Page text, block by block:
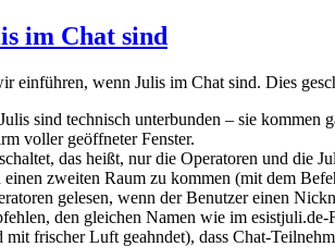
im Chat sind
einführen, wenn Julis im Chat sind. Dies
sind technisch unterbunden – sie
voller geöffneter Fenster.
das heißt, nur die Operatoren und die
einen zweiten Raum zu kommen (mit dem
gelesen, wenn der Benutzer einen
den gleichen Namen wie im
frischer Luft geahndet), dass Chat-